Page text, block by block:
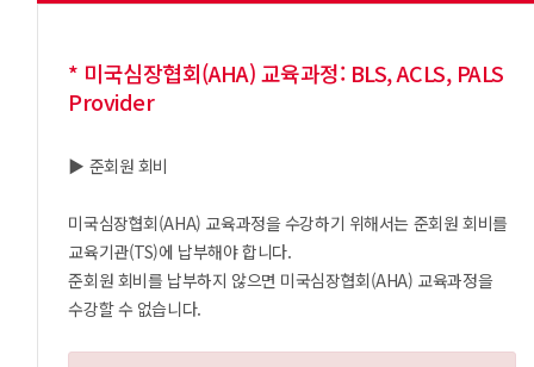
* 미국심장협회(AHA) 교육과정: BLS, ACLS, PALS
Provider
▶ 준회원 회비
미국심장협회(AHA) 교육과정을 수강하기 위해서는 준회원 회비를
교육기관(TS)에 납부해야 합니다.
준회원 회비를 납부하지 않으면 미국심장협회(AHA) 교육과정을
수강할 수 없습니다.